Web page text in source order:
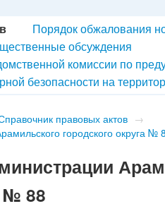
Порядок обжалования
обсуждения
комиссии по
безопасности на
правовых актов →
городского округа №
№ 88